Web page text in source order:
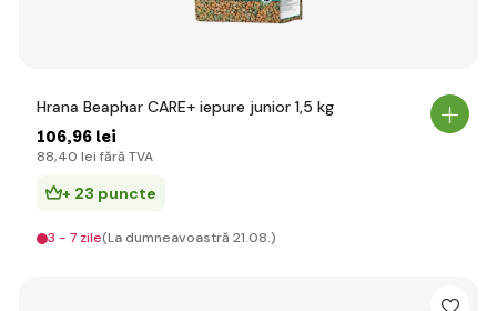
Hrana Beaphar CARE+ iepure junior 1,5 kg
106,96 lei
88,40 lei fără TVA
+ 23 puncte
3 - 7 zile(La dumneavoastră 21.08.)